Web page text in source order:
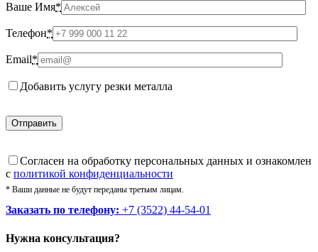
Ваше Имя*
Телефон*
Email*
Добавить услугу резки металла
Cогласен на обработку персональных данных и ознакомлен
с политикой конфиденциальности
* Ваши данные не будут переданы третьим лицам.
Заказать по телефону: +7 (3522) 44-54-01
Нужна консультация?